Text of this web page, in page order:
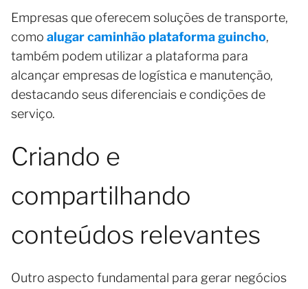
Empresas que oferecem soluções de transporte,
como alugar caminhão plataforma guincho,
também podem utilizar a plataforma para
alcançar empresas de logística e manutenção,
destacando seus diferenciais e condições de
serviço.
Criando e
compartilhando
conteúdos relevantes
Outro aspecto fundamental para gerar negócios